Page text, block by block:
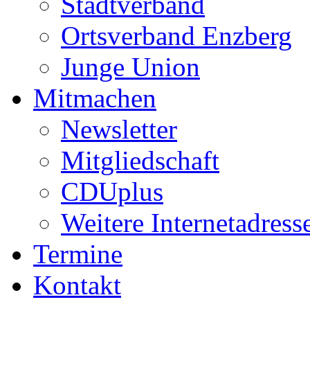
Ortsverband Enzberg
Junge Union
Mitmachen
Newsletter
Mitgliedschaft
CDUplus
Weitere
Termine
Kontakt